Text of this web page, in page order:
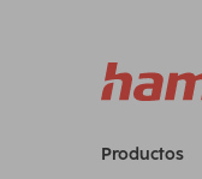
Productos